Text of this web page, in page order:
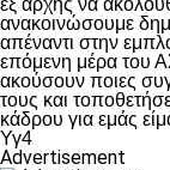
εξ αρχής να
ανακοινώσουμε
απέναντι στην
επόμενη μέρα του
ακούσουν ποιες
τους και
κάδρου για εμάς
Υγ4
Advertisement